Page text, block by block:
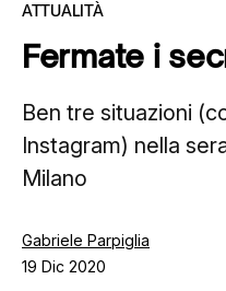
Tutti gli articoli
Chi siamo
Contatti
ATTUALITÀ
Fermate i
Ben tre situazioni
Instagram) nella
Milano
Gabriele Parpiglia
19 Dic 2020